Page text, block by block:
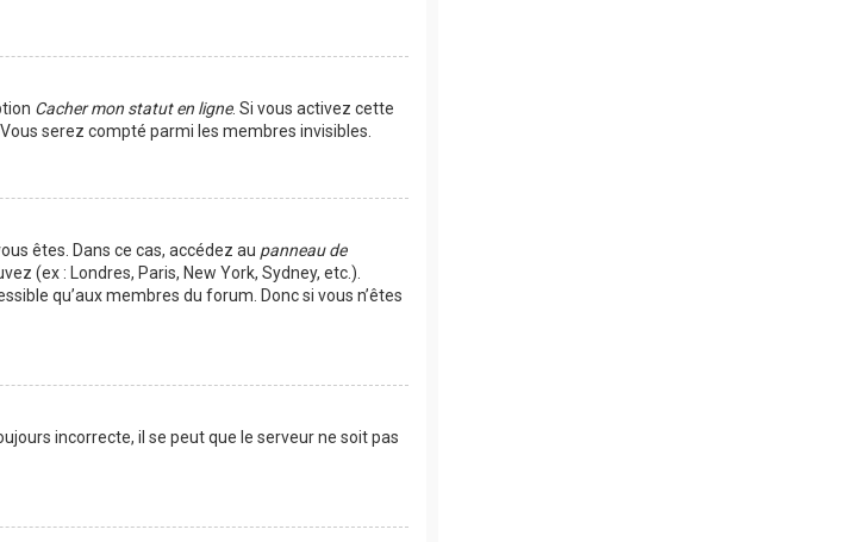
Cacher mon statut en ligne. Si vous activez cette
serez compté parmi les membres invisibles.
êtes. Dans ce cas, accédez au panneau de
(ex : Londres, Paris, New York, Sydney, etc.).
qu’aux membres du forum. Donc si vous n’êtes
incorrecte, il se peut que le serveur ne soit pas